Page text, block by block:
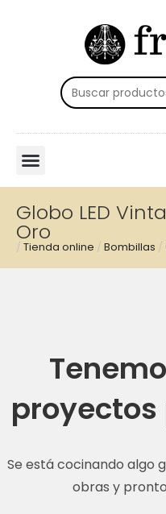
Globo LED
Oro
/ Tienda online / Bombillas /
Se está cocinando algo
obras y